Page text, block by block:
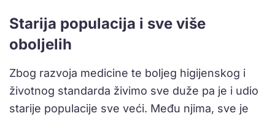
Starija populacija i sve više
oboljelih
Zbog razvoja medicine te boljeg higijenskog i
životnog standarda živimo sve duže pa je i udio
starije populacije sve veći. Među njima, sve je